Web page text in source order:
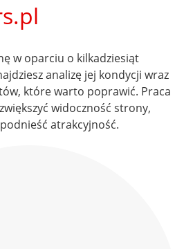
w oparciu o kilkadziesiąt
analizę jej kondycji wraz
które warto poprawić. Praca
widoczność strony,
atrakcyjność.